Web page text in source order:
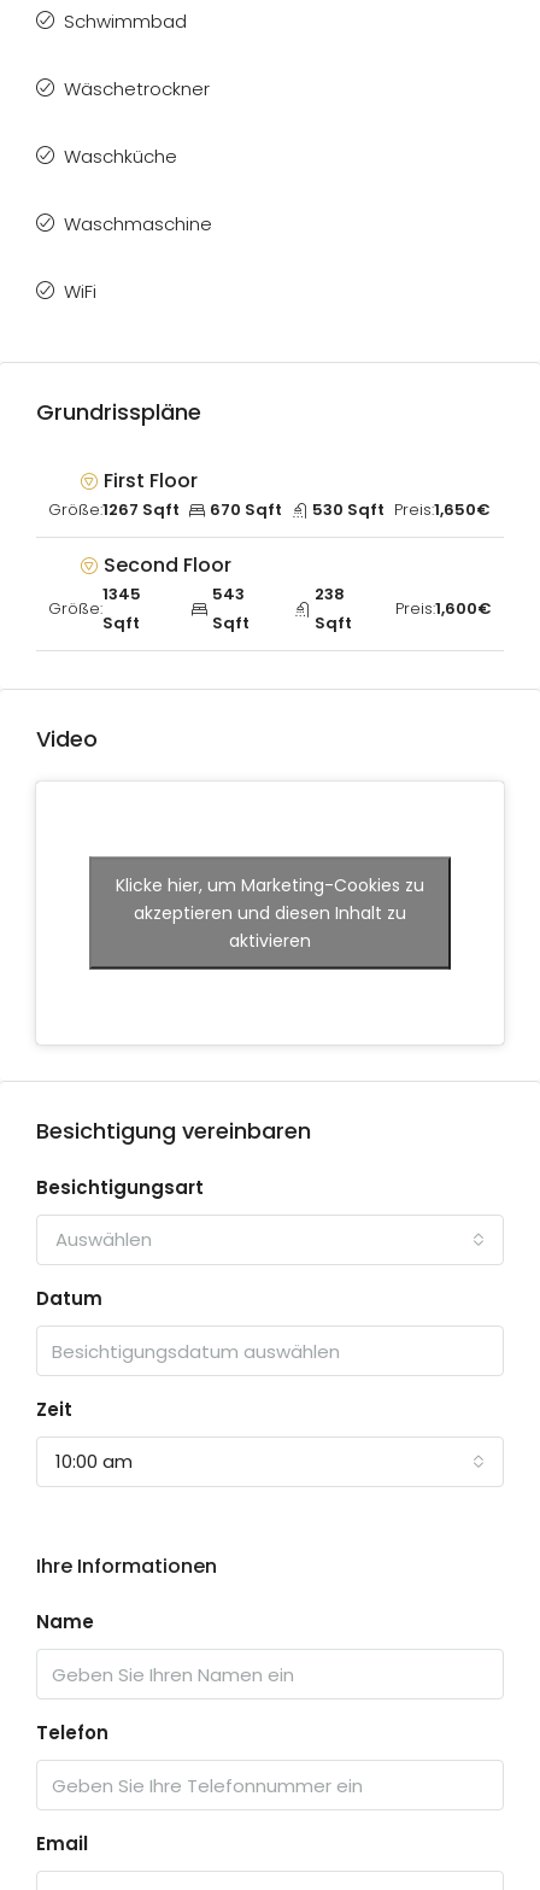
Schwimmbad
Wäschetrockner
Waschküche
Waschmaschine
WiFi
Grundrisspläne
First Floor
Größe:1267 Sqft 670 Sqft 530 Sqft Preis:1,650€
Second Floor
Größe:
1345
Sqft
543
Sqft
238
Sqft
Preis:1,600€
Video
Klicke hier, um Marketing-Cookies zu
akzeptieren und diesen Inhalt zu
aktivieren
Besichtigung vereinbaren
Besichtigungsart
Auswählen
Datum
Zeit
10:00 am
Ihre Informationen
Name
Telefon
Email